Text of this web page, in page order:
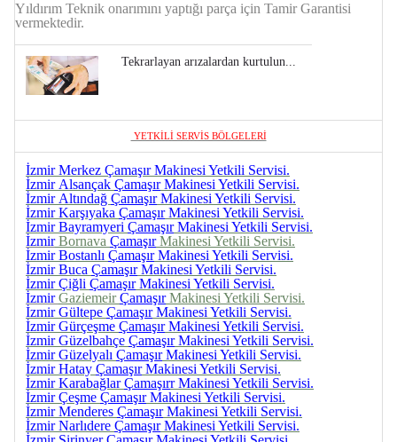
Yıldırım Teknik onarımını yaptığı parça için Tamir Garantisi
vermektedir.
Tekrarlayan arızalardan kurtulun...
YETKİLİ SERVİS BÖLGELERİ
İzmir Merkez Çamaşır Makinesi Yetkili Servisi.
İzmir Alsançak ÇamaşırMakinesi Yetkili Servisi.
İzmir Altındağ ÇamaşırMakinesi Yetkili Servisi.
İzmir Karşıyaka ÇamaşırMakinesi Yetkili Servisi.
İzmir Bayramyeri ÇamaşırMakinesi Yetkili Servisi.
İzmirBornava ÇamaşırMakinesi Yetkili Servisi.
İzmir Bostanlı ÇamaşırMakinesi Yetkili Servisi.
İzmir Buca ÇamaşırMakinesi Yetkili Servisi.
İzmir Çiğli ÇamaşırMakinesi Yetkili Servisi.
İzmirGaziemeirÇamaşırMakinesi Yetkili Servisi.
İzmir Gültepe ÇamaşırMakinesi Yetkili Servisi.
İzmir Gürçeşme ÇamaşırMakinesi Yetkili Servisi.
İzmir Güzelbahçe ÇamaşırMakinesi Yetkili Servisi.
İzmir Güzelyalı ÇamaşırMakinesi Yetkili Servisi.
İzmir Hatay ÇamaşırMakinesi Yetkili Servisi.
İzmir KarabağlarÇamaşırr Makinesi Yetkili Servisi.
İzmir Çeşme ÇamaşırMakinesi Yetkili Servisi.
İzmir Menderes ÇamaşırMakinesi Yetkili Servisi.
İzmir Narlıdere ÇamaşırMakinesi Yetkili Servisi.